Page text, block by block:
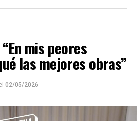
mis peores
las mejores obras”
02/05/2026